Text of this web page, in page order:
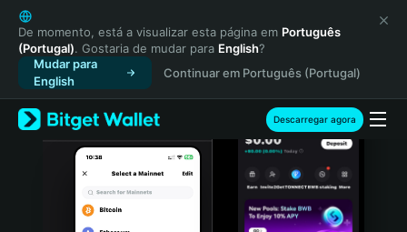
English
日本語
Tiếng Việt
Русский
Español (Latinoamérica)
Türkçe
Italiano
De momento, está a visualizar esta página em Português
(Portugal). Gostaria de mudar para English?
Mudar para
English
Continuar em Português (Portugal)
Descarregar agora